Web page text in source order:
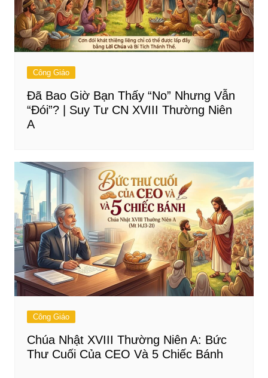
Công Giáo
Đã Bao Giờ Bạn Thấy “No” Nhưng Vẫn
“Đói”? | Suy Tư CN XVIII Thường Niên
A
Công Giáo
Chúa Nhật XVIII Thường Niên A: Bức
Thư Cuối Của CEO Và 5 Chiếc Bánh